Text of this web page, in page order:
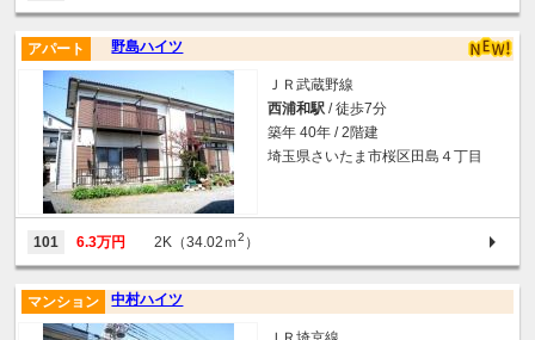
野島ハイツ
アパート
ＪＲ武蔵野線
西浦和駅 / 徒歩7分
築年 40年 / 2階建
埼玉県さいたま市桜区田島４丁目
101 6.3万円 2K（34.02ｍ2 ）
中村ハイツ
マンション